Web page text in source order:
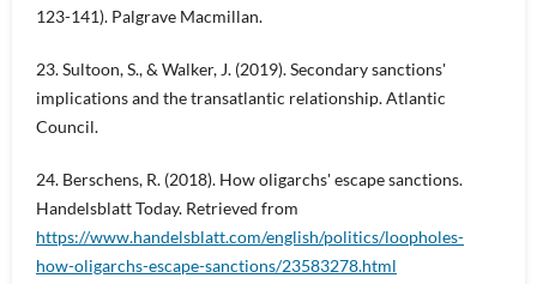
123-141). Palgrave Macmillan.
23. Sultoon, S., & Walker, J. (2019). Secondary sanctions'
implications and the transatlantic relationship. Atlantic
Council.
24. Berschens, R. (2018). How oligarchs' escape sanctions.
Handelsblatt Today. Retrieved from
https://www.handelsblatt.com/english/politics/loopholes-
how-oligarchs-escape-sanctions/23583278.html